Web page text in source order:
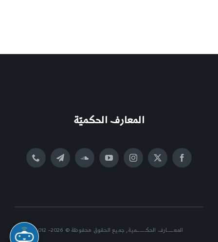
المعارف الحكميّة
المعــــــارف الحكــــــــمية, جميع الحقوق محفوظة © 2026- 2012